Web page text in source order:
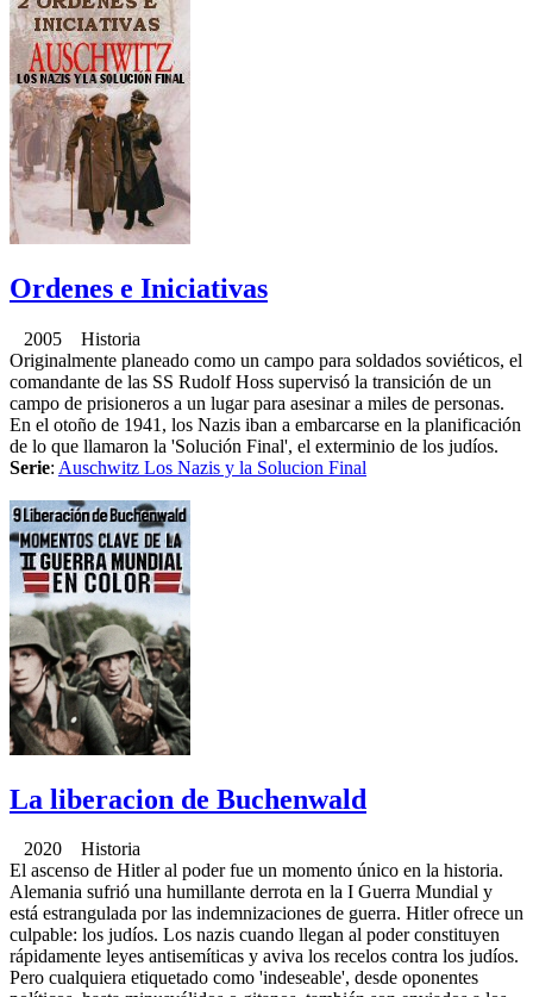
Ordenes e Iniciativas
2005 Historia
Originalmente planeado como un campo para soldados soviéticos, el
comandante de las SS Rudolf Hoss supervisó la transición de un
campo de prisioneros a un lugar para asesinar a miles de personas.
En el otoño de 1941, los Nazis iban a embarcarse en la planificación
de lo que llamaron la 'Solución Final', el exterminio de los judíos.
Serie: Auschwitz Los Nazis y la Solucion Final
La liberacion de Buchenwald
2020 Historia
El ascenso de Hitler al poder fue un momento único en la historia.
Alemania sufrió una humillante derrota en la I Guerra Mundial y
está estrangulada por las indemnizaciones de guerra. Hitler ofrece un
culpable: los judíos. Los nazis cuando llegan al poder constituyen
rápidamente leyes antisemíticas y aviva los recelos contra los judíos.
Pero cualquiera etiquetado como 'indeseable', desde oponentes